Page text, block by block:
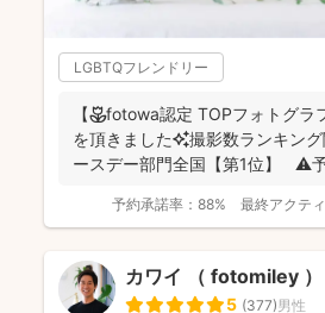
LGBTQフレンドリー
【🌷fotowa認定 TOPフォトグラ
を頂きました✨撮影数ランキン
ースデー部門全国【第1位】 ⚠️
予約承諾率： 88% 最終アクティ
カワイ （ fotomiley ）
5 (377)男性